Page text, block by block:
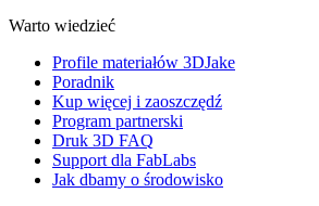
Warto wiedzieć
Profile materiałów 3DJake
Poradnik
Kup więcej i zaoszczędź
Program partnerski
Druk 3D FAQ
Support dla FabLabs
Jak dbamy o środowisko